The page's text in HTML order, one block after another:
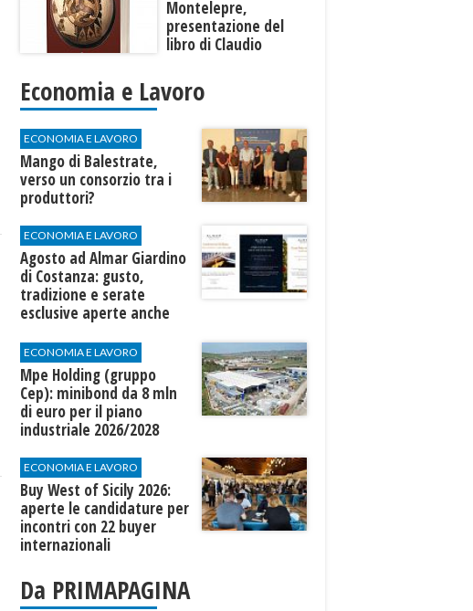
Montelepre,
presentazione del
libro di Claudio
Economia e Lavoro
ECONOMIA E LAVORO
Mango di Balestrate,
verso un consorzio tra i
produttori?
ECONOMIA E LAVORO
Agosto ad Almar Giardino
di Costanza: gusto,
tradizione e serate
esclusive aperte anche
ECONOMIA E LAVORO
Mpe Holding (gruppo
Cep): minibond da 8 mln
di euro per il piano
industriale 2026/2028
ECONOMIA E LAVORO
Buy West of Sicily 2026:
aperte le candidature per
incontri con 22 buyer
internazionali
Da PRIMAPAGINA